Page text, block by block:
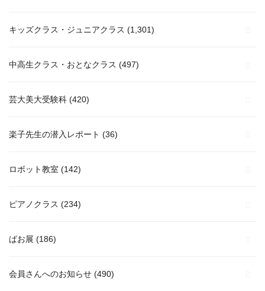
キッズクラス・ジュニアクラス (1,301)
中高生クラス・おとなクラス (497)
芸大美大受験科 (420)
楽子先生の潜入レポート (36)
ロボット教室 (142)
ピアノクラス (234)
ぱお展 (186)
会員さんへのお知らせ (490)